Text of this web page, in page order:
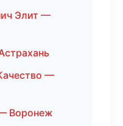
Элит —
—
Воронеж